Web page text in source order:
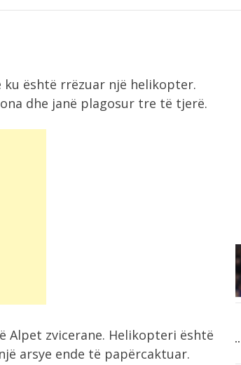
është rrëzuar një helikopter.
dhe janë plagosur tre të tjerë.
zvicerane. Helikopteri është
arsye ende të papërcaktuar.
Ankand për topin e “Dorës së Zotit”,...
Festivali i folklorit në Kotë, 25 grupe...